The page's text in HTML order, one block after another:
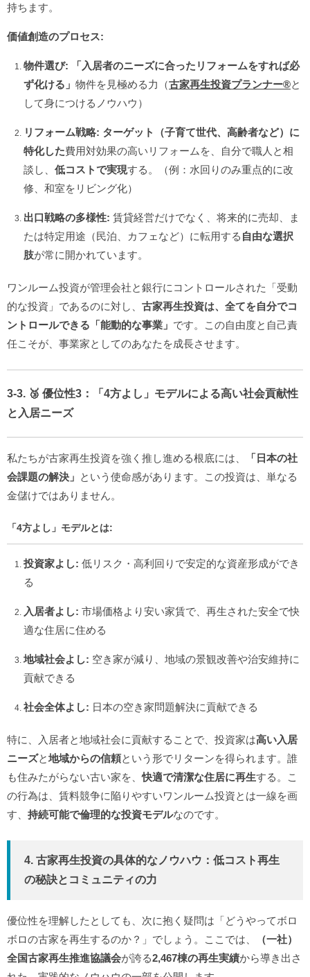
持ちます。
価値創造のプロセス:
物件選び:
「入居者のニーズに合ったリフォームをすれば必
ず化ける」 物件を見極める力（古家再生投資プランナー®️と
して身につけるノウハウ）
リフォーム戦略: ターゲット（子育て世代、高齢者など）に
特化した費用対効果の高いリフォームを、自分で職人と相
談し、 低コストで実現する。（例：水回りのみ重点的に改
修、和室をリビング化）
出口戦略の多様性: 賃貸経営だけでなく、将来的に売却、ま
たは特定用途（民泊、カフェなど）に転用する 自由な選択
肢が常に開かれています。
ワンルーム投資が管理会社と銀行にコントロールされた「受動
的な投資」であるのに対し、 古家再生投資は、全てを自分でコ
ントロールできる「能動的な事業」 です。この自由度と自己責
任こそが、事業家としてのあなたを成長させます。
3-3. 🥉 優位性3：「4方よし」モデルによる高い社会貢献性
と入居ニーズ
私たちが古家再生投資を強く推し進める根底には、
「日本の社
会課題の解決」 という使命感があります。この投資は、単なる
金儲けではありません。
「4方よし」モデルとは:
投資家よし: 低リスク・高利回りで安定的な資産形成ができ
る
入居者よし: 市場価格より安い家賃で、再生された安全で快
適な住居に住める
地域社会よし: 空き家が減り、地域の景観改善や治安維持に
貢献できる
社会全体よし: 日本の空き家問題解決に貢献できる
特に、入居者と地域社会に貢献することで、投資家は高い入居
ニーズと地域からの信頼という形でリターンを得られます。誰
も住みたがらない古い家を、快適で清潔な住居に再生する。こ
の行為は、賃料競争に陥りやすいワンルーム投資とは一線を画
す、 持続可能で倫理的な投資モデルなのです。
4. 古家再生投資の具体的なノウハウ：低コスト再生
の秘訣とコミュニティの力
優位性を理解したとしても、次に抱く疑問は「どうやってボロ
ボロの古家を再生するのか？」でしょう。ここでは、
（一社）
全国古家再生推進協議会が誇る2,467棟の再生実績から導き出さ